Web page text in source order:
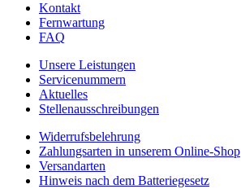
Kontakt
Fernwartung
FAQ
Unsere Leistungen
Servicenummern
Aktuelles
Stellenausschreibungen
Widerrufsbelehrung
Zahlungsarten in unserem Online-Shop
Versandarten
Hinweis nach dem Batteriegesetz